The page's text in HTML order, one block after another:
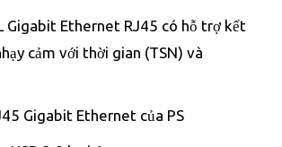
Gigabit Ethernet RJ45 có hỗ trợ kết
cảm với thời gian (TSN) và
Gigabit Ethernet của PS